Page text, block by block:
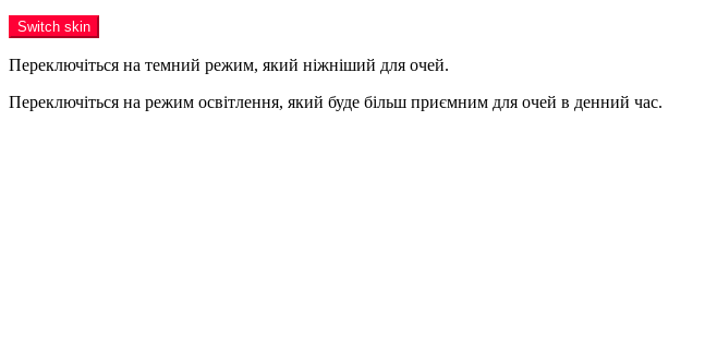
Switch skin
Переключіться на темний режим, який ніжніший для очей.
Переключіться на режим освітлення, який буде більш приємним для очей в денний час.